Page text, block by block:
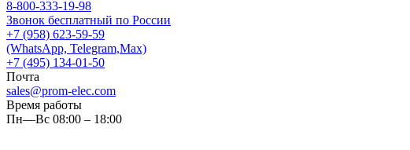
8-800-333-19-98
Звонок бесплатный по России
+7 (958) 623-59-59
(WhatsApp, Telegram,Max)
+7 (495) 134-01-50
Почта
sales@prom-elec.com
Время работы
Пн—Вс 08:00 – 18:00